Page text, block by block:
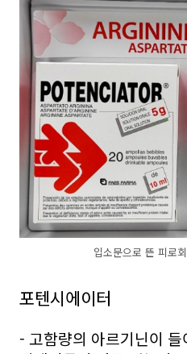
입소문으로 뜬 피로
포텐시에이터
- 고함량의 아르기닌이